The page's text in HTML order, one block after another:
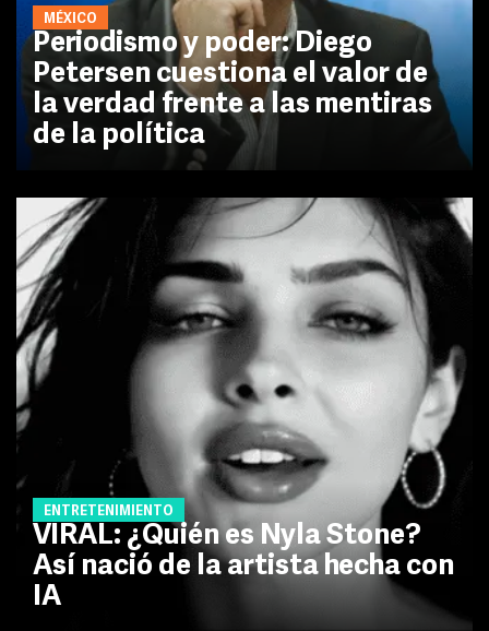
MÉXICO
Periodismo y poder: Diego
Petersen cuestiona el valor de
la verdad frente a las mentiras
de la política
ENTRETENIMIENTO
VIRAL: ¿Quién es Nyla Stone?
Así nació de la artista hecha con
IA